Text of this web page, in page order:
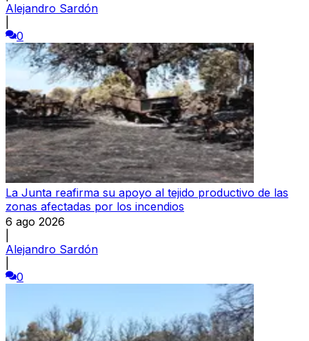
Alejandro Sardón
0
La Junta reafirma su apoyo al tejido productivo de las
zonas afectadas por los incendios
6 ago 2026
Alejandro Sardón
0